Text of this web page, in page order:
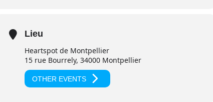
Lieu
Heartspot de Montpellier
15 rue Bourrely, 34000 Montpellier
OTHER EVENTS